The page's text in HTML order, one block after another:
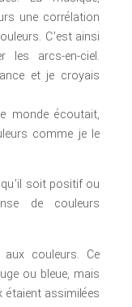
une corrélation
C’est ainsi
arcs-en-ciel.
et je croyais
monde écoutait,
comme je le
soit positif ou
de couleurs
couleurs. Ce
ou bleue, mais
étaient assimilées